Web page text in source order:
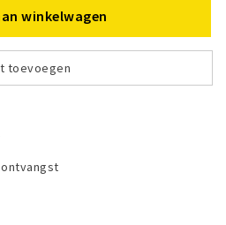
winkelwagen
toevoegen
ontvangst